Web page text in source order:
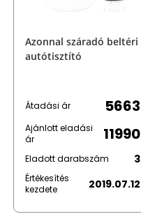
Azonnal száradó beltéri
autótisztító
Átadási ár 5663
Ajánlott eladási
ár
11990
Eladott darabszám 3
Értékesítés
kezdete
2019.07.12